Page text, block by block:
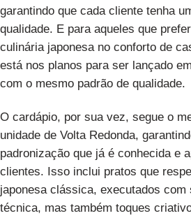
garantindo que cada cliente tenha
qualidade. E para aqueles que
culinária japonesa no conforto de
está nos planos para ser lançado
com o mesmo padrão de qualidade.
O cardápio, por sua vez, segue o
unidade de Volta Redonda,
padronização que já é conhecida e
clientes. Isso inclui pratos que
japonesa clássica, executados com
técnica, mas também toques